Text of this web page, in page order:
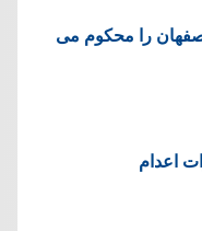
را محکوم می
اعدام